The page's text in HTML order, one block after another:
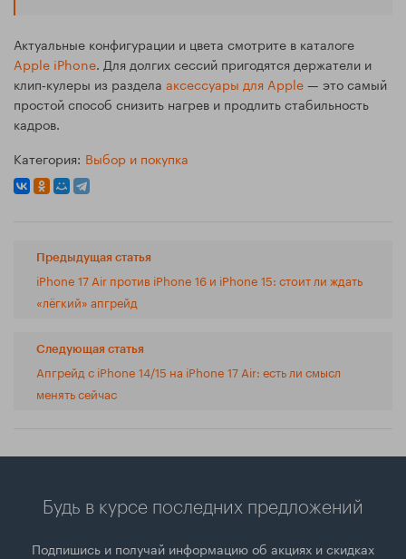
Актуальные конфигурации и цвета смотрите в каталоге
Apple iPhone. Для долгих сессий пригодятся держатели и
клип‑кулеры из раздела аксессуары для Apple— это самый
простой способ снизить нагрев и продлить стабильность
кадров.
Категория: Выбор и покупка
Предыдущая статья
iPhone 17 Air против iPhone 16 и iPhone 15: стоит ли ждать
«лёгкий» апгрейд
Следующая статья
Апгрейд с iPhone 14/15 на iPhone 17 Air: есть ли смысл
менять сейчас
Будь в курсе последних предложений
Подпишись и получай информацию об акциях и скидках